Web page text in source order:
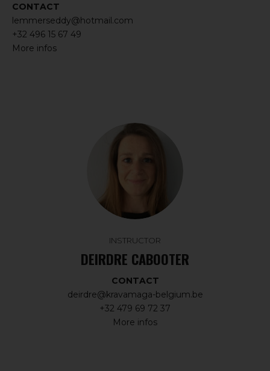
CONTACT
lemmerseddy@hotmail.com
+32 496 15 67 49
More infos
INSTRUCTOR
DEIRDRE CABOOTER
CONTACT
deirdre@kravamaga-belgium.be
+32 479 69 72 37
More infos